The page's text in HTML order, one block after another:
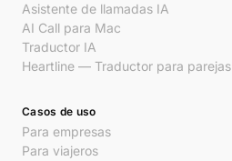
Asistente de llamadas IA
AI Call para Mac
Traductor IA
Heartline — Traductor para parejas
Casos de uso
Para empresas
Para viajeros